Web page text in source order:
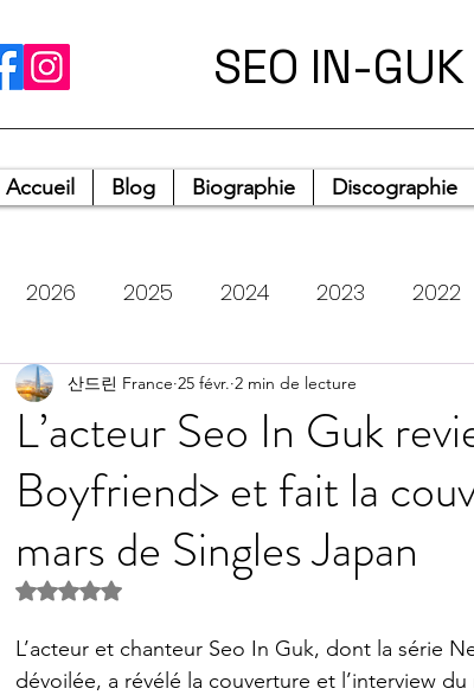
SEO IN-
Accueil Blog Biographie Discographie
2026 2025 2024 2023 2022
2011 2009 Photos Heart Rider
L’acteur Seo In Guk
Boyfriend> et fait la
mars de Singles Japan
산드린 France 25 févr. 2 min de lecture
Noté NaN étoiles sur 5.
L’acteur et chanteur Seo In Guk, dont la série
dévoilée, a révélé la couverture et l’interview